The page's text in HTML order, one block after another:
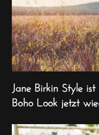
Jane Birkin Style
Boho Look jetzt